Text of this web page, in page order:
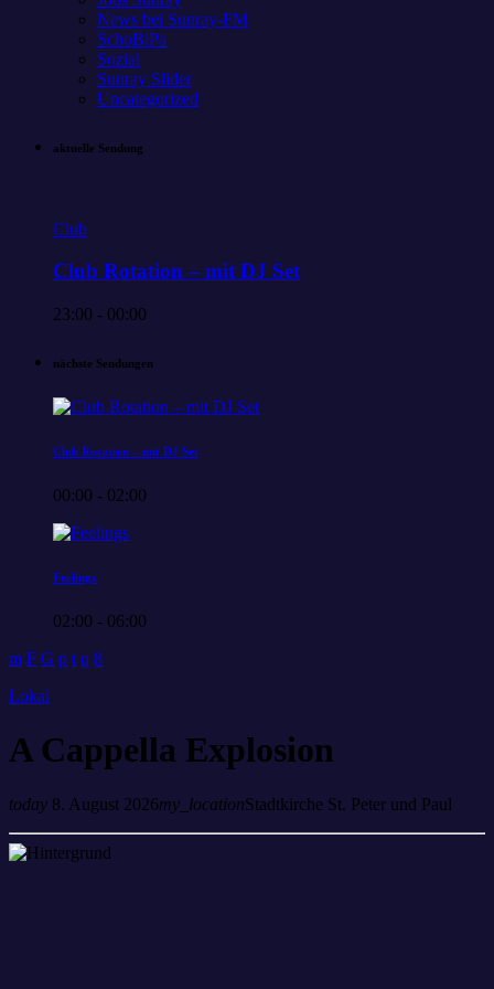
News bei Sunray-FM
SchoBiPa
Sozial
Sunray Slider
Uncategorized
aktuelle Sendung
Club
Club Rotation – mit DJ Set
23:00 - 00:00
nächste Sendungen
Club Rotation – mit DJ Set
00:00 - 02:00
Feelings
02:00 - 06:00
Lokal
A Cappella Explosion
today 8. August 2026my_locationStadtkirche St. Peter und Paul